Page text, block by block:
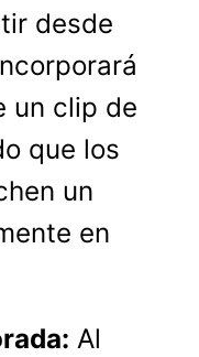
desde
un clip de
que los
un
en
Al